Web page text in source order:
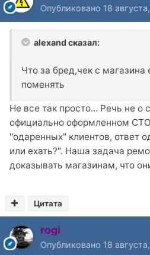
Опубликовано 18
alexand сказал:
Что за бред,чек с магазина
поменять
Не все так просто... Речь не о
официально оформленном
"одаренных" клиентов, ответ
или ехать?". Наша задача
доказывать магазинам, что
Цитата
rogi
Опубликовано 18